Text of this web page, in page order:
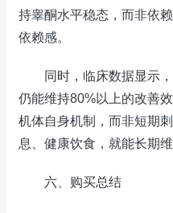
持睾酮水平稳态，而非依
依赖感。
同时，临床数据显示，
仍能维持80%以上的改善
机体自身机制，而非短期
息、健康饮食，就能长期
六、购买总结